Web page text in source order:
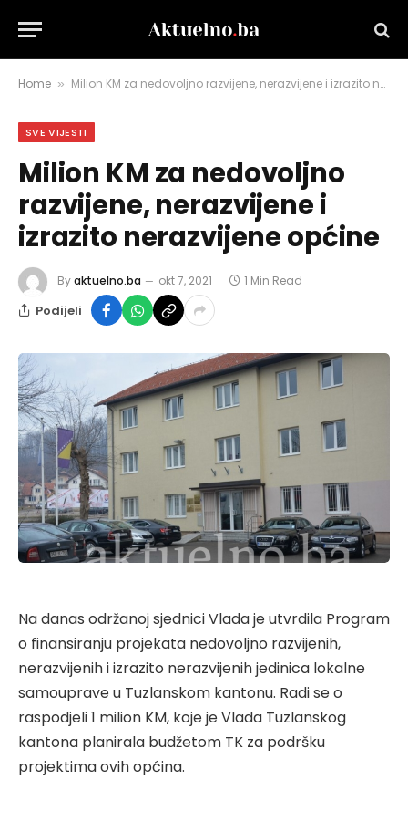
Home » Milion KM za nedovoljno razvijene, nerazvijene i izrazito nerazvijene općine
SVE VIJESTI
Milion KM za nedovoljno
razvijene, nerazvijene i
izrazito nerazvijene općine
Byaktuelno.ba okt 7, 2021 1 Min Read
Podijeli
Na danas održanoj sjednici Vlada je utvrdila Program
o finansiranju projekata nedovoljno razvijenih,
nerazvijenih i izrazito nerazvijenih jedinica lokalne
samouprave u Tuzlanskom kantonu. Radi se o
raspodjeli 1 milion KM, koje je Vlada Tuzlanskog
kantona planirala budžetom TK za podršku
projektima ovih općina.